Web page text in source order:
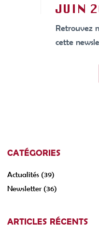
JUIN
Retrouvez
cette
CATÉGORIES
Actualités (39)
Newsletter(36)
ARTICLES RÉCENTS